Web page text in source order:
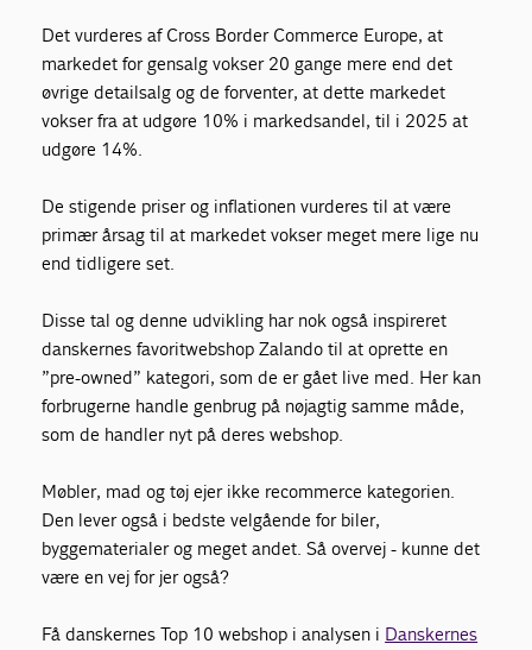
Det vurderes af Cross Border Commerce Europe, at
markedet for gensalg vokser 20 gange mere end det
øvrige detailsalg og de forventer, atdette markedet
vokser fra at udgøre 10% i markedsandel, til i 2025 at
udgøre 14%.
De stigende priser og inflationen vurderes til at være
primær årsag til at markedet vokser meget mere lige nu
end tidligere set.
Disse tal og denne udvikling harnok også inspireret
danskernes favoritwebshopZalando til at oprette en
”pre-owned” kategori, som de er gået live med. Her kan
forbrugerne handle genbrug på nøjagtig samme måde,
som de handler nyt på deres webshop.
Møbler, mad og tøj ejer ikke recommerce kategorien.
Den lever også i bedste velgående for biler,
byggematerialer og meget andet. Så overvej - kunne det
være en vej for jer også?
Få danskernes Top 10 webshop i analysen i Danskernes